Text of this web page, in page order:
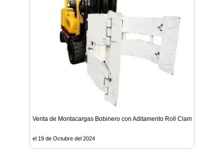
Venta de Montacargas Bobinero con Aditamento Roll Clamp - Lima
el 19 de Octubre del 2024